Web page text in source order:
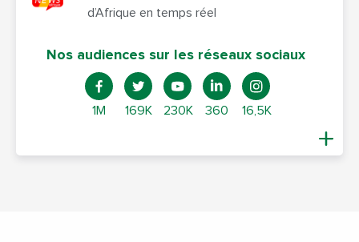
d’Afrique en temps réel
Nos audiences sur les réseaux sociaux
1M 169K 230K 360 16,5K